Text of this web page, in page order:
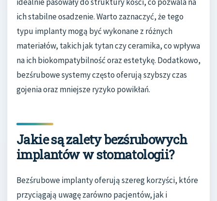
ich stabilne osadzenie. Warto zaznaczyć, że tego
typu implanty mogą być wykonane z różnych
materiałów, takich jak tytan czy ceramika, co wpływa
na ich biokompatybilność oraz estetykę. Dodatkowo,
bezśrubowe systemy często oferują szybszy czas
gojenia oraz mniejsze ryzyko powikłań.
Jakie są zalety bezśrubowych
implantów w stomatologii?
Bezśrubowe implanty oferują szereg korzyści, które
przyciągają uwagę zarówno pacjentów, jak i